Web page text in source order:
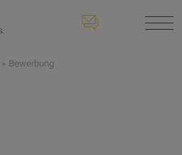
» Bewerbung